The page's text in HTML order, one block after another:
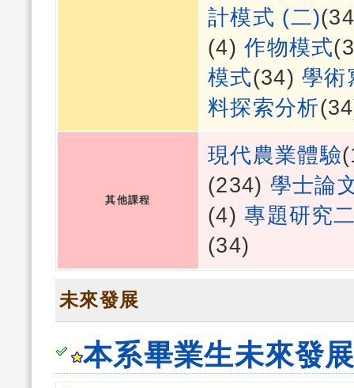
計模式 (二)
(4)作物模式
模式(34)學術
料探索分析
其他課程
現代農業體驗
(234) 學士論
(4)專題研究
(34)
未來發展
本系畢業生未來發